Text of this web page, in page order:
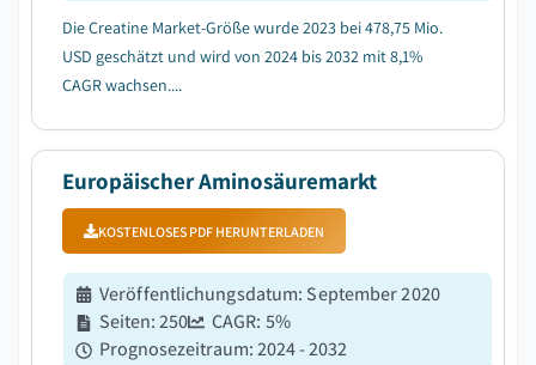
Die Creatine Market-Größe wurde 2023 bei 478,75 Mio.
USD geschätzt und wird von 2024 bis 2032 mit 8,1%
CAGR wachsen....
Europäischer Aminosäuremarkt
KOSTENLOSES PDF HERUNTERLADEN
Veröffentlichungsdatum: September 2020
Seiten:250 CAGR: 5%
Prognosezeitraum:2024 - 2032